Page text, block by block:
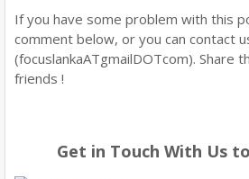
If you have some problem with this
comment below, or you can contact
(focuslankaATgmailDOTcom). Share
friends !
Get in Touch With Us